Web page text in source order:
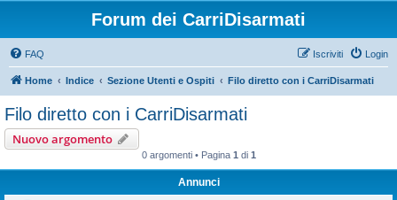
Forum dei CarriDisarmati
FAQ Login
Iscriviti
Home Indice Sezione Utenti e Ospiti Filo diretto con i CarriDisarmati
Filo diretto con i CarriDisarmati
Nuovo argomento
0 argomenti • Pagina 1 di 1
Annunci